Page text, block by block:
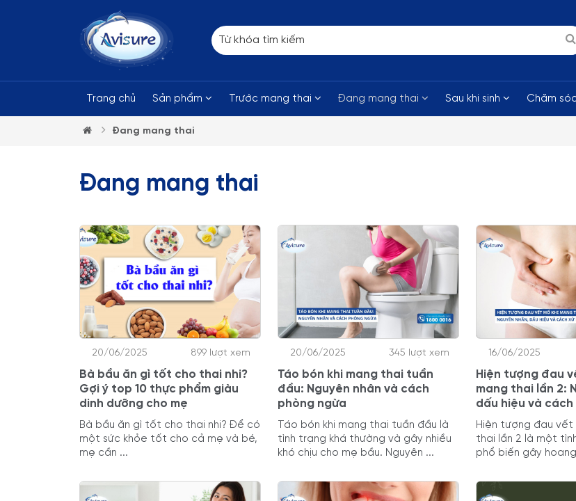
Trang chủ Sản phẩm Trước mang thai Đang mang thai Sau khi sinh Chăm
Đang mang thai
Đang mang thai
20/06/2025 899 lượt xem
Bà bầu ăn gì tốt cho thai nhi?
Gợi ý top 10 thực phẩm giàu
dinh dưỡng cho mẹ
Bà bầu ăn gì tốt cho thai nhi? Để có
một sức khỏe tốt cho cả mẹ và bé,
mẹ cần ...
20/06/2025 345 lượt xem
Táo bón khi mang thai tuần
đầu: Nguyên nhân và cách
phòng ngừa
Táo bón khi mang thai tuần đầu là
tình trạng khá thường và gây nhiều
khó chịu cho mẹ bầu. Nguyên ...
16/06/2025
Hiện tượng đau
mang thai lần 2:
dấu hiệu và cách
Hiện tượng đau vết
thai lần 2 là một
phổ biến gây